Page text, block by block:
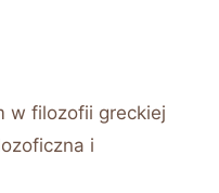
w filozofii greckiej
i